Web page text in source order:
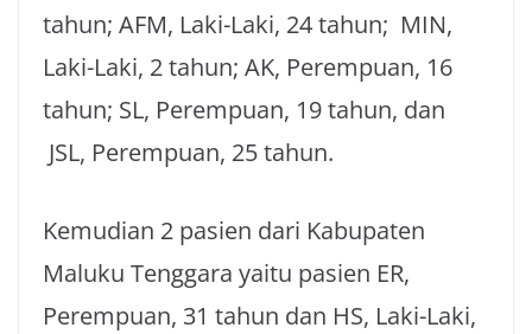
tahun; AFM, Laki-Laki, 24 tahun; MIN,
Laki-Laki, 2 tahun; AK, Perempuan, 16
tahun; SL, Perempuan, 19 tahun, dan
JSL, Perempuan, 25 tahun.
Kemudian 2 pasien dari Kabupaten
Maluku Tenggara yaitu pasien ER,
Perempuan, 31 tahun dan HS, Laki-Laki,